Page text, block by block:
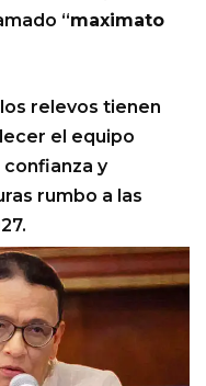
“maximato
los relevos tienen
el equipo
y
rumbo a las